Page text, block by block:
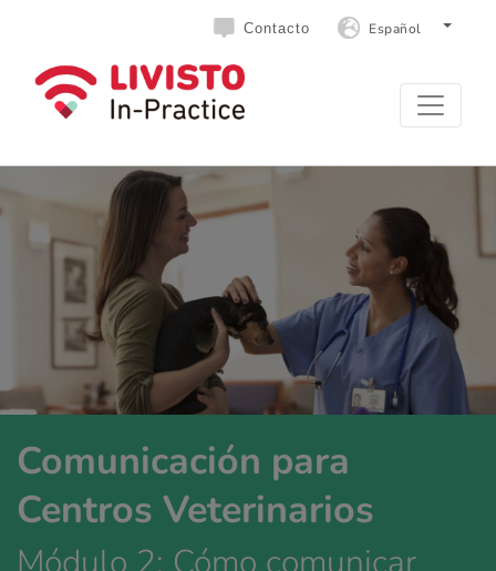
Contacto Español
Comunicación para
Centros Veterinarios